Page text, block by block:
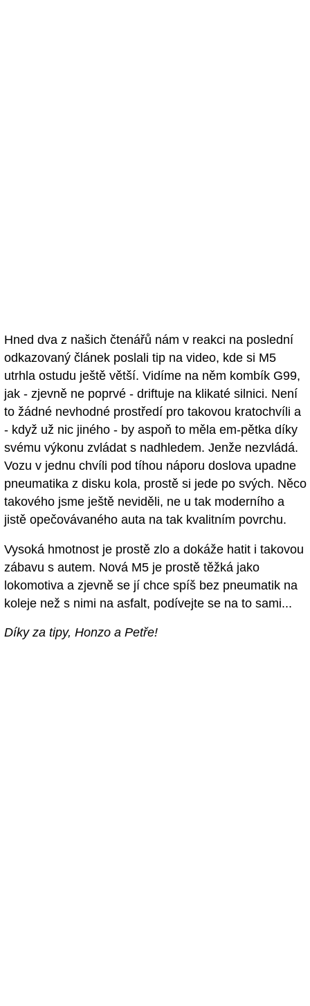
Hned dva z našich čtenářů nám v reakci na poslední
odkazovaný článek poslali tip na video, kde si M5
utrhla ostudu ještě větší. Vidíme na něm kombík G99,
jak - zjevně ne poprvé - driftuje na klikaté silnici. Není
to žádné nevhodné prostředí pro takovou kratochvíli a
- když už nic jiného - by aspoň to měla em-pětka díky
svému výkonu zvládat s nadhledem. Jenže nezvládá.
Vozu v jednu chvíli pod tíhou náporu doslova upadne
pneumatika z disku kola, prostě si jede po svých. Něco
takového jsme ještě neviděli, ne u tak moderního a
jistě opečovávaného auta na tak kvalitním povrchu.
Vysoká hmotnost je prostě zlo a dokáže hatit i takovou
zábavu s autem. Nová M5 je prostě těžká jako
lokomotiva a zjevně se jí chce spíš bez pneumatik na
koleje než s nimi na asfalt, podívejte se na to sami...
Díky za tipy, Honzo a Petře!